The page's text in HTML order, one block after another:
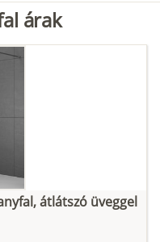
árak
átlátszó üveggel